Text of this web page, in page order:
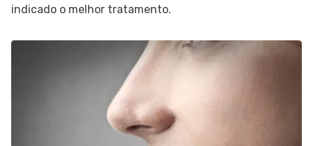
indicado o melhor tratamento.